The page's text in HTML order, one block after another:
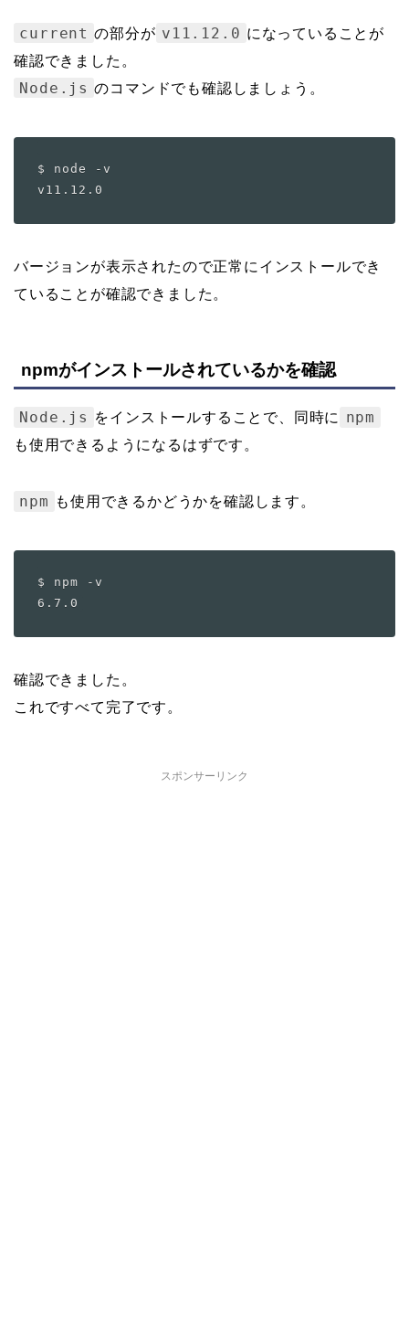
current の部分が v11.12.0 になっていることが
確認できました。
Node.js のコマンドでも確認しましょう。
$ node -v
バージョンが表示されたので正常にインストールでき
ていることが確認できました。
npmがインストールされているかを確認
Node.js をインストールすることで、同時に npm
も使用できるようになるはずです。
npm も使用できるかどうかを確認します。
$ npm -v
確認できました。
これですべて完了です。
スポンサーリンク